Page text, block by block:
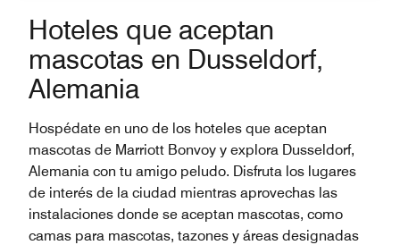
Hoteles que aceptan
mascotas en Dusseldorf,
Alemania
Hospédate en uno de los hoteles que aceptan
mascotas de Marriott Bonvoy y explora Dusseldorf,
Alemania con tu amigo peludo. Disfruta los lugares
de interés de la ciudad mientras aprovechas las
instalaciones donde se aceptan mascotas, como
camas para mascotas, tazones y áreas designadas